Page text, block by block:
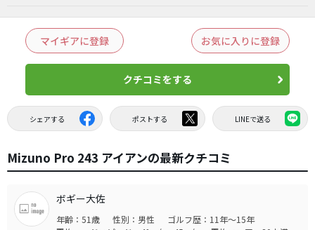
マイギアに登録 お気に入りに登録
クチコミをする
シェアする ポストする LINEで送る
Mizuno Pro 243 アイアンの最新クチコミ
ボギー大佐
年齢：51歳 性別：男性
ゴルフ歴：11年～15年